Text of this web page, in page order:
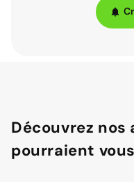
Découvrez
pourraient